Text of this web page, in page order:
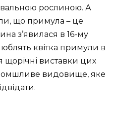
рослиною. А
що примула – це
з’явилася в 16-му
квітка примули в
щорічні виставки цих
видовище, яке